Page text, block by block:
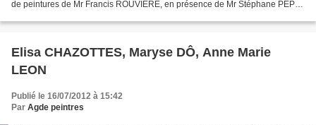
de peintures de Mr Francis ROUVIERE, en présence de Mr Stéphane PEPIN
Elisa CHAZOTTES, Maryse DÔ, Anne Marie
LEON
Publié le 16/07/2012 à 15:42
Par Agde peintres